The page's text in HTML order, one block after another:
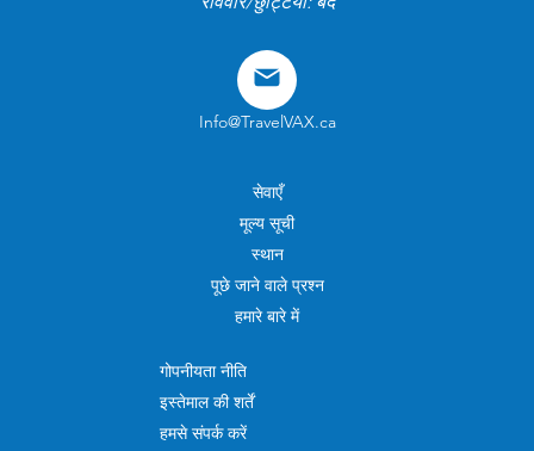
Info@TravelVAX.ca
सेवाएँ
मूल्य सूची
स्थान
पूछे जाने वाले प्रश्न
हमारे बारे में
गोपनीयता नीति
इस्तेमाल की शर्तें
हमसे संपर्क करें